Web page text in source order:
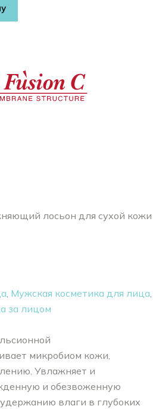
лосьон для сухой кожи
, Мужская косметика для лица,
за лицом
микробиом кожи,
Увлажняет и
и обезвоженную
влаги в глубоких